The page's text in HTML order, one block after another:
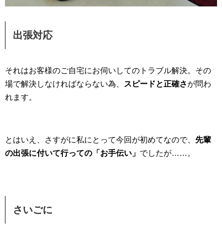
出張対応
それはお客様のご自宅にお伺いしてのトラブル解決。その
場で解決しなければならない為、
スピードと正確さが問わ
れます。
とはいえ、さすがに私にとって今回が初めてなので、 先輩
の出張に付いて行っての「お手伝い」 でしたが……。
さいごに